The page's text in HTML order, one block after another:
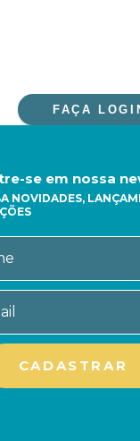
FAÇA
se em nossa
NOVIDADES,